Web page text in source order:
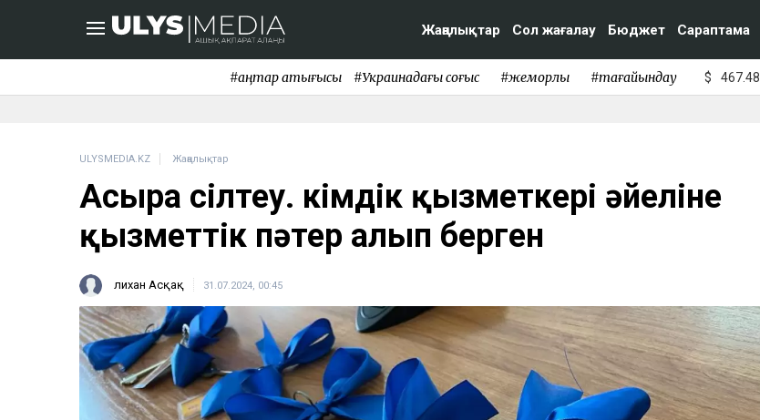
Жаңалықтар Сол жағалау Бюджет Сараптама
#қаңтар қақтығысы #Украинадағы соғыс #жемқорлық #тағайындау $ 467.48
ULYSMEDIA.KZ Жаңалықтар
Асыра сілтеу. Әкімдік қызметкері әйеліне
қызметтік пәтер алып берген
Әлихан Асқақ 31.07.2024, 00:45